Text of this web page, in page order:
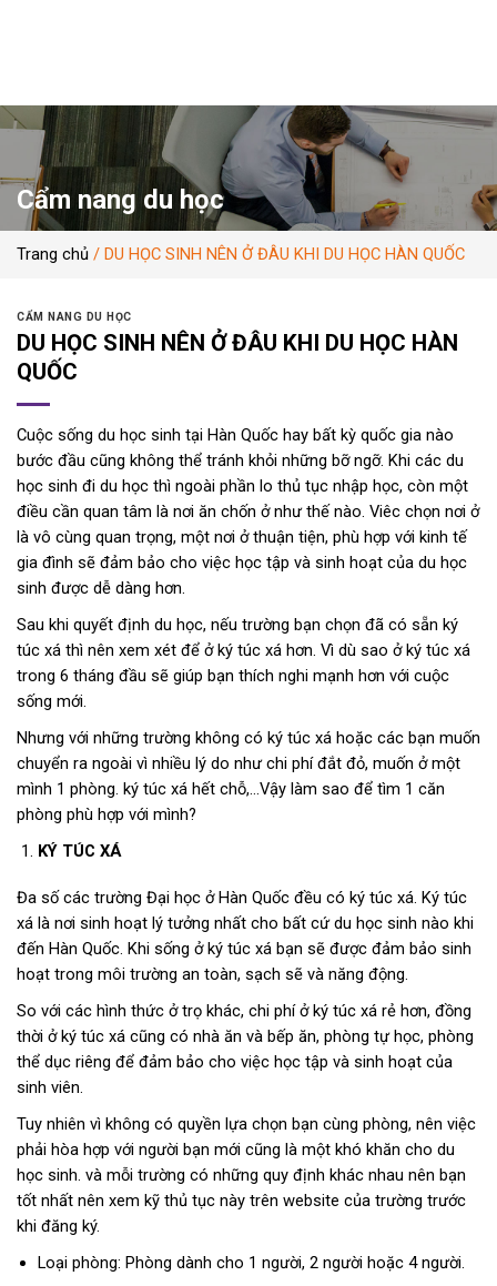
Cẩm nang du học
Trang chủ / DU HỌC SINH NÊN Ở ĐÂU KHI DU HỌC HÀN QUỐC
CẨM NANG DU HỌC
DU HỌC SINH NÊN Ở ĐÂU KHI DU HỌC HÀN
QUỐC
Cuộc sống du học sinh tại Hàn Quốc hay bất kỳ quốc gia nào
bước đầu cũng không thể tránh khỏi những bỡ ngỡ. Khi các du
học sinh đi du học thì ngoài phần lo thủ tục nhập học, còn một
điều cần quan tâm là nơi ăn chốn ở như thế nào. Viêc chọn nơi ở
là vô cùng quan trọng, một nơi ở thuận tiện, phù hợp với kinh tế
gia đình sẽ đảm bảo cho việc học tập và sinh hoạt của du học
sinh được dễ dàng hơn.
Sau khi quyết định du học, nếu trường bạn chọn đã có sẵn ký
túc xá thì nên xem xét để ở ký túc xá hơn. Vì dù sao ở ký túc xá
trong 6 tháng đầu sẽ giúp bạn thích nghi mạnh hơn với cuộc
sống mới.
Nhưng với những trường không có ký túc xá hoặc các bạn muốn
chuyển ra ngoài vì nhiều lý do như chi phí đắt đỏ, muốn ở một
mình 1 phòng. ký túc xá hết chỗ,…Vậy làm sao để tìm 1 căn
phòng phù hợp với mình?
KÝ TÚC XÁ
Đa số các trường Đại học ở Hàn Quốc đều có ký túc xá. Ký túc
xá là nơi sinh hoạt lý tưởng nhất cho bất cứ du học sinh nào khi
đến Hàn Quốc. Khi sống ở ký túc xá bạn sẽ được đảm bảo sinh
hoạt trong môi trường an toàn, sạch sẽ và năng động.
So với các hình thức ở trọ khác, chi phí ở ký túc xá rẻ hơn, đồng
thời ở ký túc xá cũng có nhà ăn và bếp ăn, phòng tự học, phòng
thể dục riêng để đảm bảo cho việc học tập và sinh hoạt của
sinh viên.
Tuy nhiên vì không có quyền lựa chọn bạn cùng phòng, nên việc
phải hòa hợp với người bạn mới cũng là một khó khăn cho du
học sinh. và mỗi trường có những quy định khác nhau nên bạn
tốt nhất nên xem kỹ thủ tục này trên website của trường trước
khi đăng ký.
Loại phòng: Phòng dành cho 1 người, 2 người hoặc 4 người.